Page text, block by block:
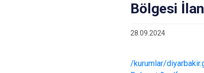
Bölgesi
28.09.2024
/kurumlar/